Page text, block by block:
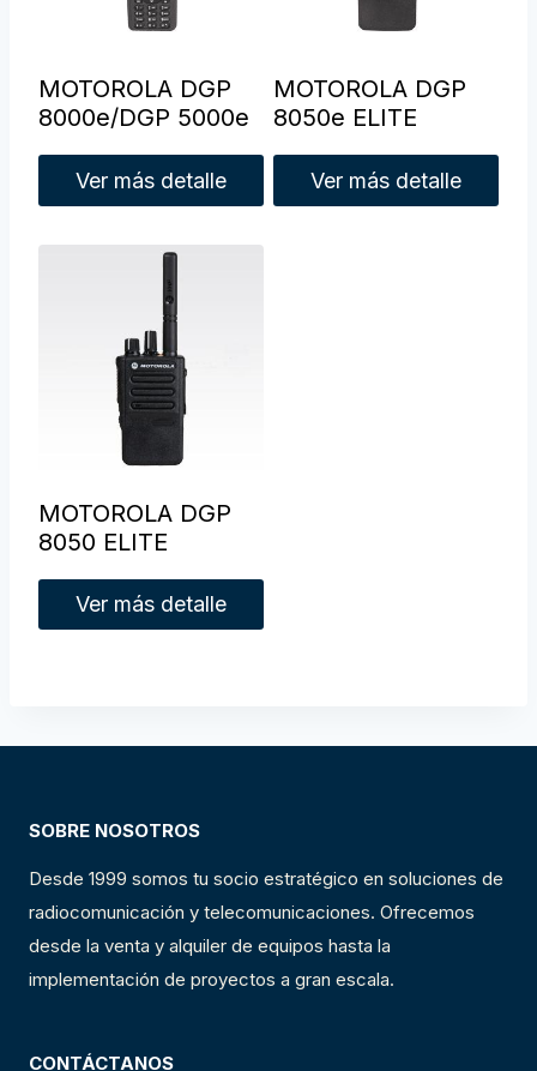
MOTOROLA DGP
8000e/DGP 5000e
Ver más detalle
MOTOROLA DGP
8050e ELITE
Ver más detalle
MOTOROLA DGP
8050 ELITE
Ver más detalle
SOBRE NOSOTROS
Desde 1999 somos tu socio estratégico en soluciones de
radiocomunicación y telecomunicaciones. Ofrecemos
desde la venta y alquiler de equipos hasta la
implementación de proyectos a gran escala.
CONTÁCTANOS